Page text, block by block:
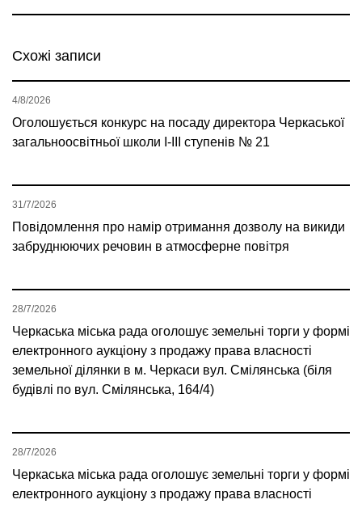
Схожі записи
Оголошується конкурс на посаду директора Черкаської
загальноосвітньої школи І-ІІІ ступенів № 21
4/8/2026
Повідомлення про намір отримання дозволу на викиди
забруднюючих речовин в атмосферне повітря
31/7/2026
Черкаська міська рада оголошує земельні торги у формі
електронного аукціону з продажу права власності
земельної ділянки в м. Черкаси вул. Смілянська (біля
будівлі по вул. Смілянська, 164/4)
28/7/2026
Черкаська міська рада оголошує земельні торги у формі
електронного аукціону з продажу права власності
28/7/2026